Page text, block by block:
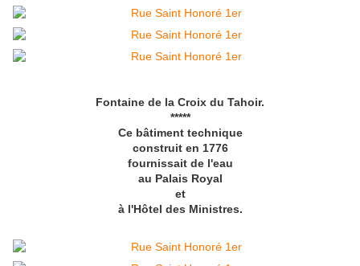
Fontaine de la Croix du Tahoir.
*****
Ce bâtiment technique
construit en 1776
fournissait de l'eau
au Palais Royal
et
à l'Hôtel des Ministres.